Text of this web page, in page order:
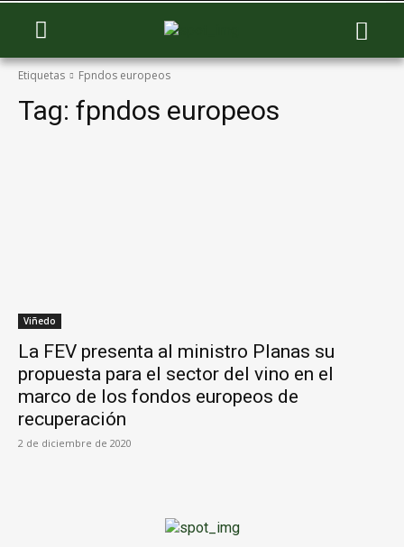
Etiquetas Fpndos europeos
Tag: fpndos europeos
Viñedo
La FEV presenta al ministro Planas su
propuesta para el sector del vino en el
marco de los fondos europeos de
recuperación
2 de diciembre de 2020